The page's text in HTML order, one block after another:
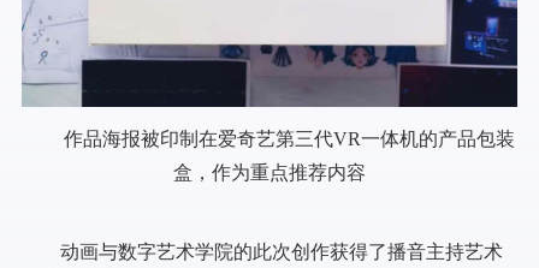
作品海报被印制在爱奇艺第三代VR一体机的产品包装
盒，作为重点推荐内容
动画与数字艺术学院的此次创作获得了播音主持艺术